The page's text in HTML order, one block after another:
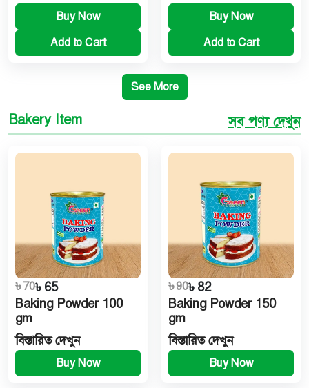
Buy Now
Add to Cart
Buy Now
Add to Cart
See More
Bakery Item সব পণ্য দেখুন
৳ 70৳ 65
Baking Powder 100
gm
বিস্তারিত দেখুন
Buy Now
৳ 90৳ 82
Baking Powder 150
gm
বিস্তারিত দেখুন
Buy Now